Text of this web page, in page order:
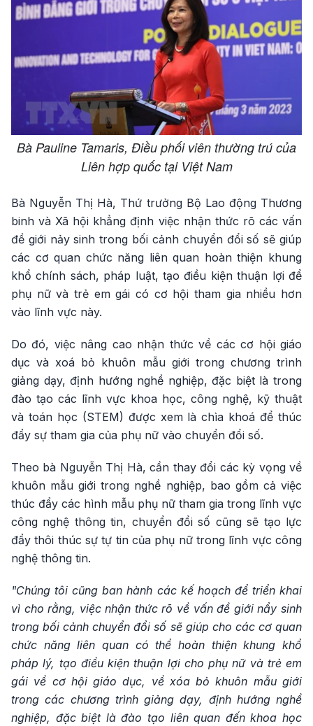
Bà Pauline Tamaris, Điều phối viên thường trú của
Liên hợp quốc tại Việt Nam
Bà Nguyễn Thị Hà, Thứ trưởng Bộ Lao động Thương
binh và Xã hội khẳng định việc nhận thức rõ các vấn
đề giới nảy sinh trong bối cảnh chuyển đổi số sẽ giúp
các cơ quan chức năng liên quan hoàn thiện khung
khổ chính sách, pháp luật, tạo điều kiện thuận lợi để
phụ nữ và trẻ em gái có cơ hội tham gia nhiều hơn
vào lĩnh vực này.
Do đó, việc nâng cao nhận thức về các cơ hội giáo
dục và xoá bỏ khuôn mẫu giới trong chương trình
giảng dạy, định hướng nghề nghiệp, đặc biệt là trong
đào tạo các lĩnh vực khoa học, công nghệ, kỹ thuật
và toán học (STEM) được xem là chìa khoá để thúc
đẩy sự tham gia của phụ nữ vào chuyển đổi số.
Theo bà Nguyễn Thị Hà, cần thay đổi các kỳ vọng về
khuôn mẫu giới trong nghề nghiệp, bao gồm cả việc
thúc đẩy các hình mẫu phụ nữ tham gia trong lĩnh vực
công nghệ thông tin, chuyển đổi số cũng sẽ tạo lực
đẩy thôi thúc sự tự tin của phụ nữ trong lĩnh vực công
nghệ thông tin.
"Chúng tôi cũng ban hành các kế hoạch để triển khai
vì cho rằng, việc nhận thức rõ về vấn đề giới nẩy sinh
trong bối cảnh chuyển đổi số sẽ giúp cho các cơ quan
chức năng liên quan có thể hoàn thiện khung khổ
pháp lý, tạo điều kiện thuận lợi cho phụ nữ và trẻ em
gái về cơ hội giáo dục, về xóa bỏ khuôn mẫu giới
trong các chương trình giảng dạy, định hướng nghề
nghiệp, đặc biệt là đào tạo liên quan đến khoa học